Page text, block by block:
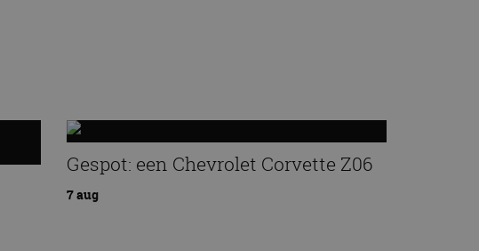
Gespot: een Chevrolet Corvette Z06
7 aug